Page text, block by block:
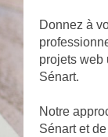
Donnez à
projets web
Sénart.
Notre
Sénart et